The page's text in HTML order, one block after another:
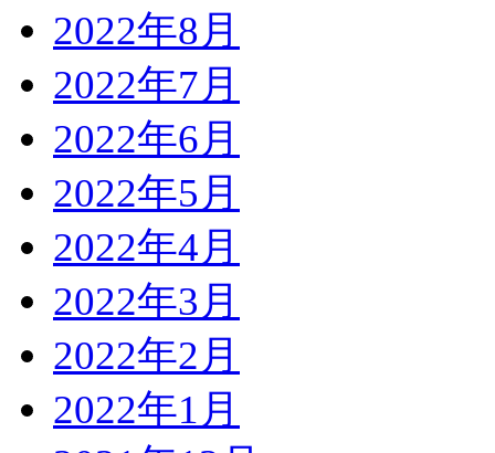
2022年8月
2022年7月
2022年6月
2022年5月
2022年4月
2022年3月
2022年2月
2022年1月